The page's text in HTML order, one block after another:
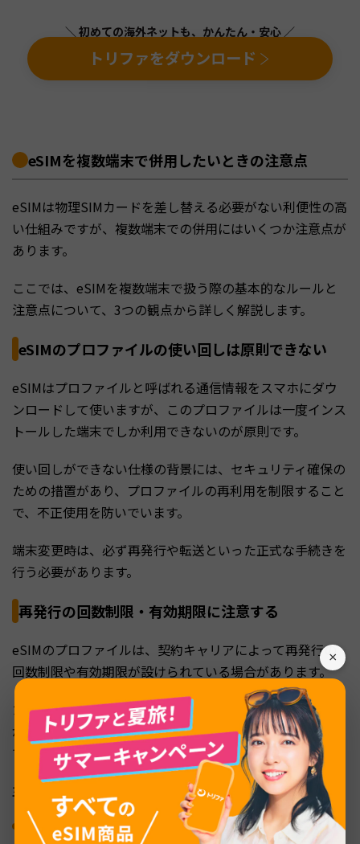
×
＼ 初めての海外ネットも、かんたん・安心 ／
トリファをダウンロード
eSIMを複数端末で併用したいときの注意点
eSIMは物理SIMカードを差し替える必要がない利便性の高
い仕組みですが、複数端末での併用にはいくつか注意点が
あります。
ここでは、eSIMを複数端末で扱う際の基本的なルールと
注意点について、3つの観点から詳しく解説します。
eSIMのプロファイルの使い回しは原則できない
eSIMはプロファイルと呼ばれる通信情報をスマホにダウ
ンロードして使いますが、このプロファイルは一度インス
トールした端末でしか利用できないのが原則です。
使い回しができない仕様の背景には、セキュリティ確保の
ための措置があり、プロファイルの再利用を制限すること
で、不正使用を防いでいます。
端末変更時は、必ず再発行や転送といった正式な手続きを
行う必要があります。
再発行の回数制限・有効期限に注意する
eSIMのプロファイルは、契約キャリアによって再発行の
回数制限や有効期限が設けられている場合があります。
たとえば、オンラインで発行されたQRコードの有効期限
が「数日間」などに制限されているケースや、月に再発行
できる回数が上限付きであることもあります。
主な制約の一例は、以下の通りです。
QRコードの有効期限は数日〜1週間程度